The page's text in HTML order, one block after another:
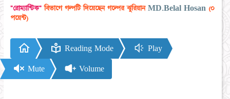
"রোম্যান্টিক" বিভাগে গল্পটি দিয়েছেন গল্পের ঝুরিয়ান MD.Belal Hosan (০
পয়েন্ট)
Reading Mode Play
Mute Volume